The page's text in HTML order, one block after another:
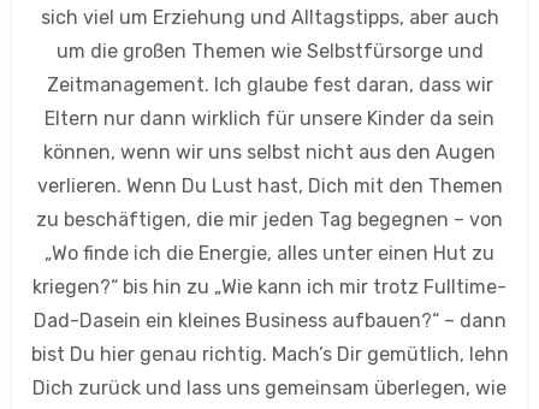
sich viel um Erziehung und Alltagstipps, aber auch
um die großen Themen wie Selbstfürsorge und
Zeitmanagement. Ich glaube fest daran, dass wir
Eltern nur dann wirklich für unsere Kinder da sein
können, wenn wir uns selbst nicht aus den Augen
verlieren. Wenn Du Lust hast, Dich mit den Themen
zu beschäftigen, die mir jeden Tag begegnen – von
„Wo finde ich die Energie, alles unter einen Hut zu
kriegen?“ bis hin zu „Wie kann ich mir trotz Fulltime-
Dad-Dasein ein kleines Business aufbauen?“ – dann
bist Du hier genau richtig. Mach’s Dir gemütlich, lehn
Dich zurück und lass uns gemeinsam überlegen, wie